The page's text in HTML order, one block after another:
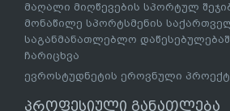
მაღალი მიღწევების სპორტულ
მონაწილე სპორტსმენის
საგანმანათლებლო
ჩარიცხვა
ევროსტუდნეტის ეროვნული
პროფესიული განათლება